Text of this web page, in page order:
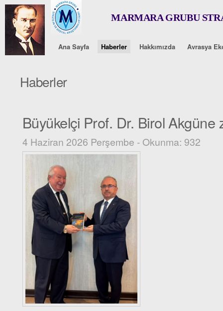
MARMARA GRUBU
Ana Sayfa Haberler Hakkımızda Avrasya
Haberler
Büyükelçi Prof. Dr. Birol Akgüne
4 Haziran 2026 Perşembe - Okunma: 932